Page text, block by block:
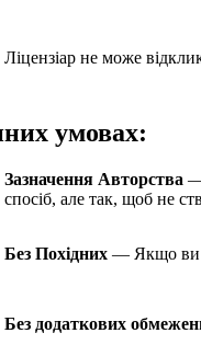
Ліцензіар не може
умовах:
Зазначення Авторства —
спосіб, але так, щоб не
Без Похідних — Якщо ви
Без додаткових